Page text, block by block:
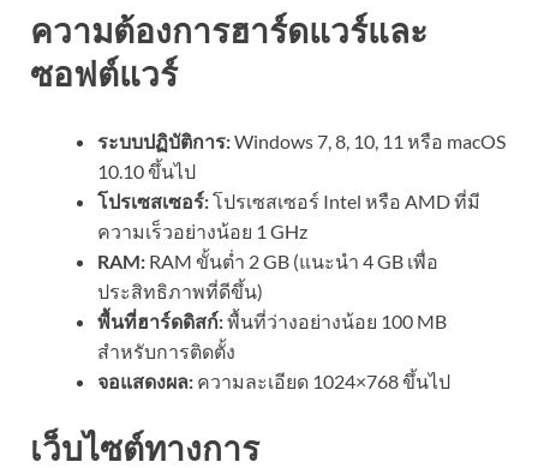
ความต้องการฮาร์ดแวร์และ
ซอฟต์แวร์
ระบบปฏิบัติการ:Windows 7, 8, 10, 11 หรือ macOS
10.10 ขึ้นไป
โปรเซสเซอร์:โปรเซสเซอร์ Intel หรือ AMD ที่มี
ความเร็วอย่างน้อย 1 GHz
RAM: RAM ขั้นต่ำ 2 GB (แนะนำ 4 GB เพื่อ
ประสิทธิภาพที่ดีขึ้น)
พื้นที่ฮาร์ดดิสก์:พื้นที่ว่างอย่างน้อย 100 MB
สำหรับการติดตั้ง
จอแสดงผล: ความละเอียด 1024×768 ขึ้นไป
เว็บไซต์ทางการ